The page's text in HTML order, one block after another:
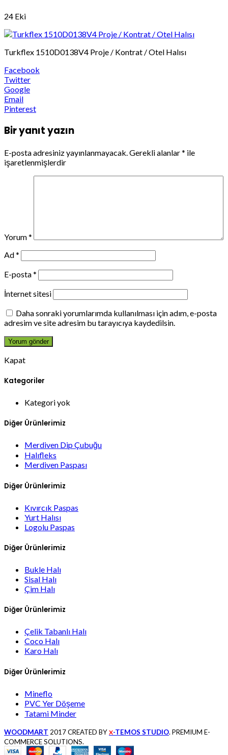
24 Eki
Turkflex 1510D0138V4 Proje / Kontrat / Otel Halısı
Facebook
Twitter
Google
Email
Pinterest
Bir yanıt yazın
E-posta adresiniz yayınlanmayacak. Gerekli alanlar* ile
işaretlenmişlerdir
Yorum*
Ad*
E-posta*
İnternet sitesi
Daha sonraki yorumlarımda kullanılması için adım, e-posta
adresim ve site adresim bu tarayıcıya kaydedilsin.
Kapat
Kategoriler
Kategori yok
Diğer Ürünlerimiz
Merdiven Dip Çubuğu
Halıfleks
Merdiven Paspası
Diğer Ürünlerimiz
Kıvırcık Paspas
Yurt Halısı
Logolu Paspas
Diğer Ürünlerimiz
Bukle Halı
Sisal Halı
Çim Halı
Diğer Ürünlerimiz
Çelik Tabanlı Halı
Coco Halı
Karo Halı
Diğer Ürünlerimiz
Mineflo
PVC Yer Döşeme
Tatami Minder
WOODMART 2017 CREATED BY X-TEMOS STUDIO. PREMIUM E-
COMMERCE SOLUTIONS.